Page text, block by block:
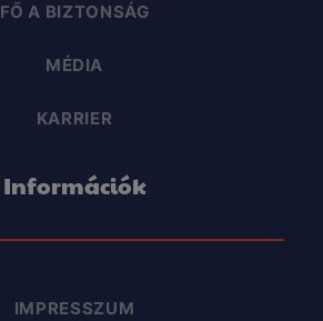
FŐ A BIZTONSÁG
MÉDIA
KARRIER
Információk
IMPRESSZUM